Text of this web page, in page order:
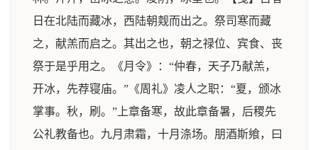
日在北陆而藏冰，西陆朝觌而出之。祭司寒而藏
之，献羔而启之。其出之也，朝之禄位、宾食、丧
祭于是乎用之。《月令》：“仲春，天子乃献羔，
开冰，先荐寝庙。”《周礼》凌人之职：“夏，颁冰
掌事。秋，刷。”上章备寒，故此章备暑，后稷先
公礼教备也。九月肃霜，十月涤场。朋酒斯飨，曰